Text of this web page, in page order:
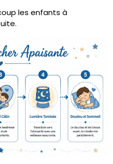
les enfants à